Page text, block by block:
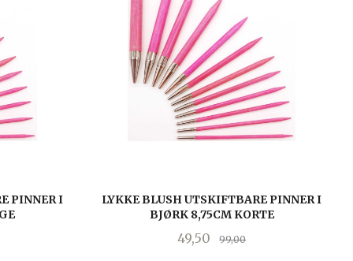
PINNER I
LYKKE BLUSH UTSKIFTBARE PINNER I
BJØRK 8,75CM KORTE
Tilbud
49,50 99,00Rabatt